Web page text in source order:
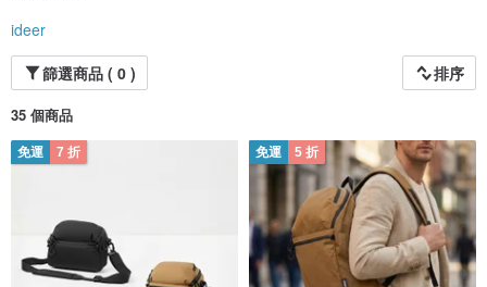
ideer
篩選商品 ( 0 )
排序
35 個商品
免運 7 折 免運 5 折